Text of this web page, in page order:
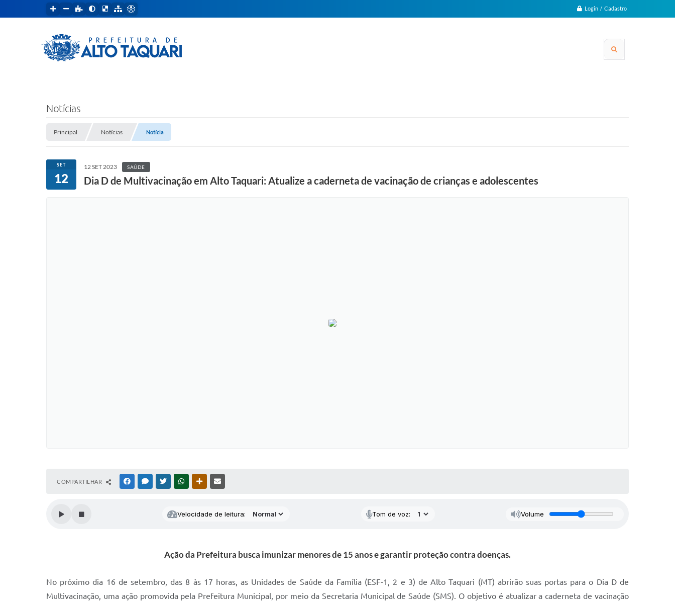
Login / Cadastro
Notícias
Principal Notícias Notícia
SET
12
12 SET 2023 SAÚDE
Dia D de Multivacinação em Alto Taquari: Atualize a caderneta de vacinação de crianças e adolescentes
COMPARTILHAR FACEBOOKMESSENGER
TWITTERWHATSAPPOUTRAS MÍDIAS
Velocidade de leitura: Tom de voz: Volume
Ação da Prefeitura busca imunizar menores de 15 anos e garantir proteção contra doenças.
No próximo dia 16 de setembro, das 8 às 17 horas, as Unidades de Saúde da Família (ESF-1, 2 e 3) de Alto Taquari (MT) abrirão suas portas para o Dia D de
Multivacinação, uma ação promovida pela Prefeitura Municipal, por meio da Secretaria Municipal de Saúde (SMS). O objetivo é atualizar a caderneta de vacinação